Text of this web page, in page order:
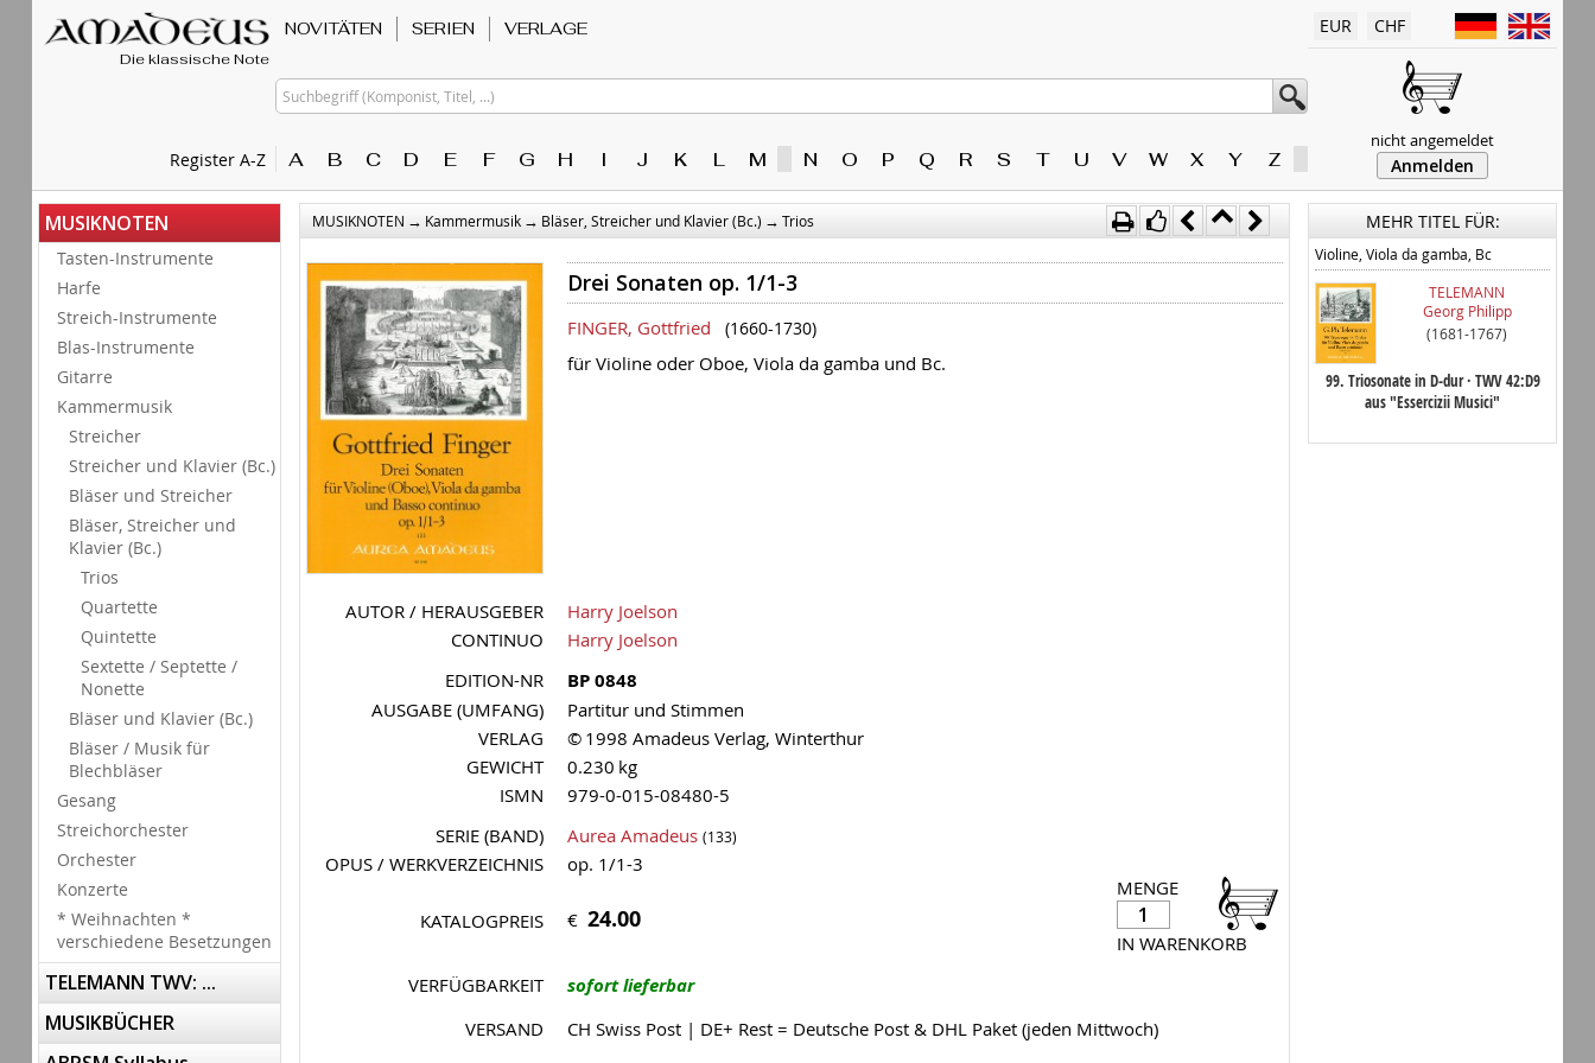
Die klassische Note
Register A-Z
NOVITÄTEN SERIEN VERLAGE
Suchbegriff (Komponist, Titel, ...)
A B C D E F G H I J K L M N O P Q R S T U V W X Y Z
EUR CHF
nicht angemeldet
Anmelden
MUSIKNOTEN
Tasten-Instrumente
Harfe
Streich-Instrumente
Blas-Instrumente
Gitarre
Kammermusik
Streicher
Streicher und Klavier (Bc.)
Bläser und Streicher
Bläser, Streicher und
Klavier (Bc.)
Trios
Quartette
Quintette
Sextette / Septette /
Nonette
Bläser und Klavier (Bc.)
Bläser / Musik für
Blechbläser
Gesang
Streichorchester
Orchester
Konzerte
* Weihnachten *
verschiedene Besetzungen
TELEMANN TWV: ...
MUSIKBÜCHER
MUSIKNOTEN → Kammermusik → Bläser, Streicher und Klavier (Bc.) → Trios
Drei Sonaten op. 1/1-3
FINGER, Gottfried (1660-1730)
für Violine oder Oboe, Viola da gamba und Bc.
AUTOR / HERAUSGEBER
Harry Joelson
CONTINUO
Harry Joelson
EDITION-NR
BP 0848
AUSGABE (UMFANG)
Partitur und Stimmen
VERLAG
© 1998 Amadeus Verlag, Winterthur
GEWICHT
0.230 kg
ISMN
979-0-015-08480-5
SERIE (BAND)
Aurea Amadeus (133)
OPUS / WERKVERZEICHNIS
op. 1/1-3
MENGE
IN WARENKORB
KATALOGPREIS € 24.00
VERFÜGBARKEIT sofort lieferbar
VERSAND CH Swiss Post | DE+ Rest = Deutsche Post & DHL Paket (jeden Mittwoch)
MEHR TITEL FÜR:
Violine, Viola da gamba, Bc
TELEMANN
Georg Philipp
(1681-1767)
99. Triosonate in D-dur · TWV 42:D9
aus "Essercizii Musici"